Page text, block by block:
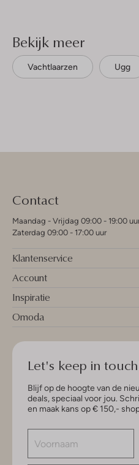
Bekijk meer
Vachtlaarzen Ugg
Contact
Maandag - Vrijdag 09:00 - 19:00
Zaterdag 09:00 - 17:00 uur
Klantenservice
Account
Inspiratie
Omoda
Let's keep in
Blijf op de hoogte van de
deals, speciaal voor jou.
en maak kans op € 150,-